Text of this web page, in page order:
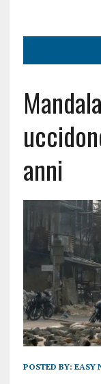
anni
POSTED BY: EASY